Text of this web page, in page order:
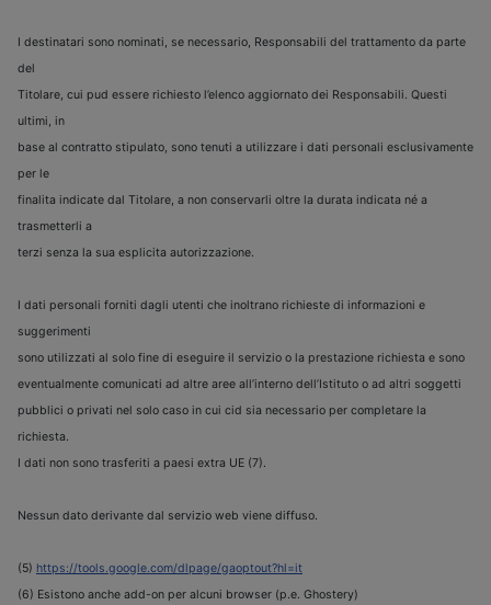
I destinatari sono nominati, se necessario, Responsabili del trattamento da parte
del
Titolare, cui pud essere richiesto l’elenco aggiornato dei Responsabili. Questi
ultimi, in
base al contratto stipulato, sono tenuti a utilizzare i dati personali esclusivamente
per le
finalita indicate dal Titolare, a non conservarli oltre la durata indicata né a
trasmetterli a
terzi senza la sua esplicita autorizzazione.
I dati personali forniti dagli utenti che inoltrano richieste di informazioni e
suggerimenti
sono utilizzati al solo fine di eseguire il servizio o la prestazione richiesta e sono
eventualmente comunicati ad altre aree all’interno dell’Istituto o ad altri soggetti
pubblici o privati nel solo caso in cui cid sia necessario per completare la
richiesta.
I dati non sono trasferiti a paesi extra UE (7).
Nessun dato derivante dal servizio web viene diffuso.
(5) https://tools.google.com/dlpage/gaoptout?hl=it
(6) Esistono anche add-on per alcuni browser (p.e. Ghostery)